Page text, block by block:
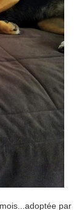
par